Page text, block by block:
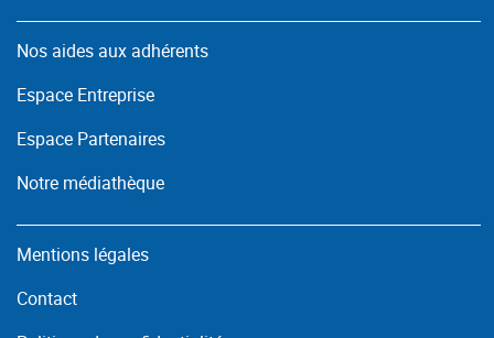
Nos aides aux adhérents
Espace Entreprise
Espace Partenaires
Notre médiathèque
Mentions légales
Contact